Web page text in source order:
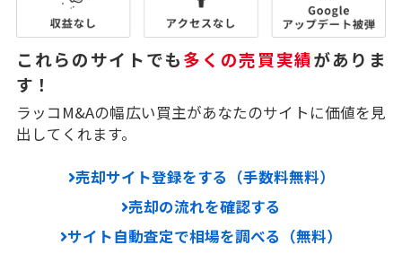
これらのサイトでも多くの売買実績がありま
す！
ラッコM&Aの幅広い買主があなたのサイトに価値を見
出してくれます。
売却サイト登録をする（手数料無料）
売却の流れを確認する
サイト自動査定で相場を調べる（無料）